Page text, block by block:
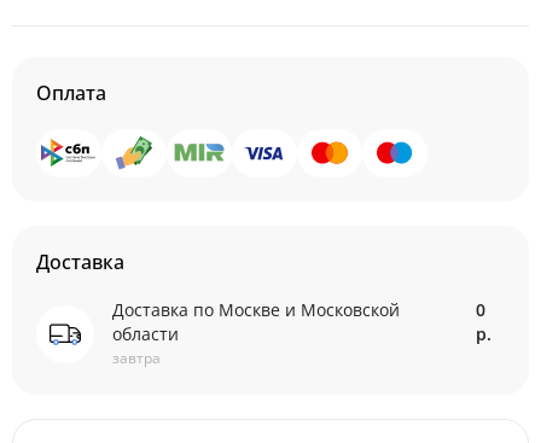
Оплата
Доставка
Доставка по Москве и Московской
области
завтра
0
р.